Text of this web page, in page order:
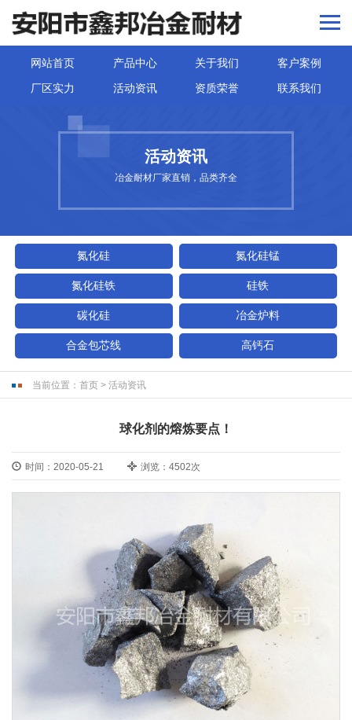
网站首页 产品中心 关于我们
客户案例
厂区实力
活动资讯 资质荣誉 联系我们
活动资讯
冶金耐材厂家直销，品类齐全
氮化硅 氮化硅锰
氮化硅铁 硅铁
碳化硅 冶金炉料
合金包芯线 高钙石
当前位置： 首页 > 活动资讯
球化剂的熔炼要点！
时间：2020-05-21 浏览：4502次